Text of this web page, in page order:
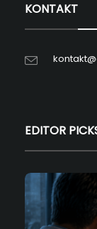
KONTAKT
EDITOR